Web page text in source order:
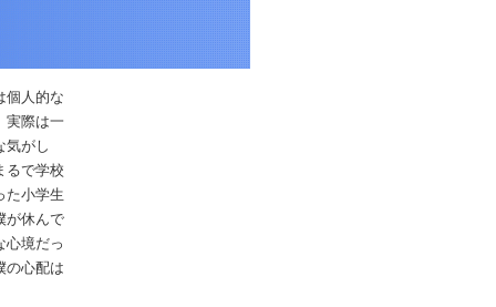
個人的な
実際は一
気がし
るで学校
た小学生
が休んで
心境だっ
の心配は